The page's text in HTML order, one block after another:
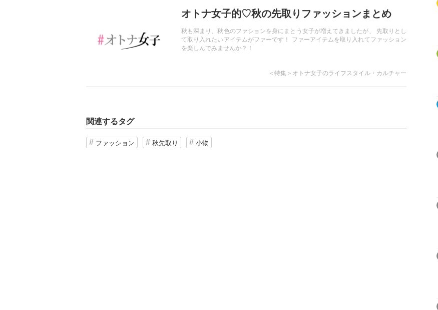
オトナ女子的♡秋の先取りファッションまとめ
秋も深まり、秋色のファションを身にまとう女子が増えてきましたが、 先取りとし
て取り入れたいアイテムがファーです！ ファーアイテムを取り入れてファッション
を楽しんでみませんか？！
＜特集＞オトナ女子のライフスタイル・カルチャー
関連するタグ
ファッション 秋先取り 小物